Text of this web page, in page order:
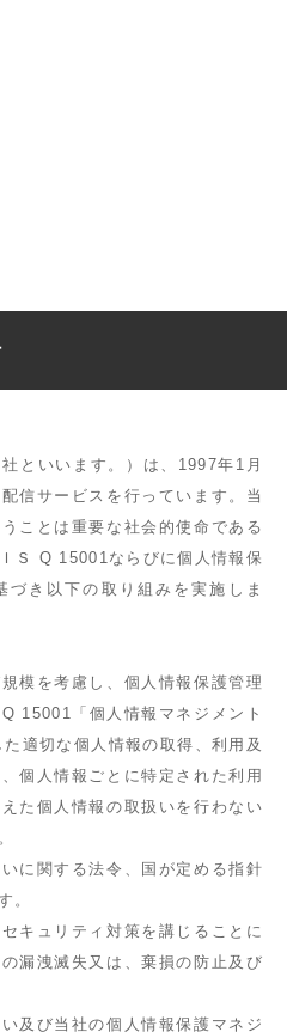
といいます。）は、1997年1月
信サービスを行っています。当
ことは重要な社会的使命である
Ｓ Q 15001ならびに個人情報保
き以下の取り組みを実施しま
模を考慮し、個人情報保護管理
15001「個人情報マネジメント
適切な個人情報の取得、利用及
個人情報ごとに特定された利用
た個人情報の取扱いを行わない
に関する法令、国が定める指針
。
キュリティ対策を講じることに
漏洩滅失又は、棄損の防止及び
及び当社の個人情報保護マネジ